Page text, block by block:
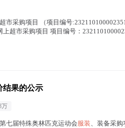
市采购项目 （项目编号
超市采购项目 项目编号：
结果的公示
万
七届特殊奥林匹克运动会服装、装备采